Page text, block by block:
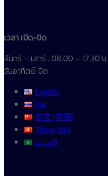
เวลา เปิด-ปิด
จันทร์ – เสาร์ : 08.00 – 17.30 น.
วันอาทิตย์: ปิด
English
ไทย
中文 (中国)
Tiếng Việt
العربية